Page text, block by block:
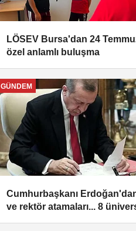
LÖSEV Bursa'dan 24
özel anlamlı buluşma
GÜNDEM
Cumhurbaşkanı
ve rektör atamaları... 8